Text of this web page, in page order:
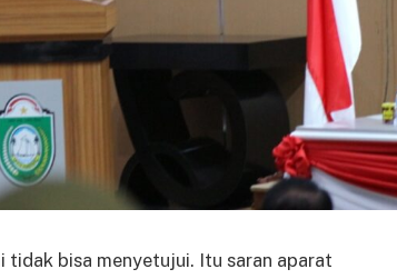
tidak bisa menyetujui. Itu saran aparat